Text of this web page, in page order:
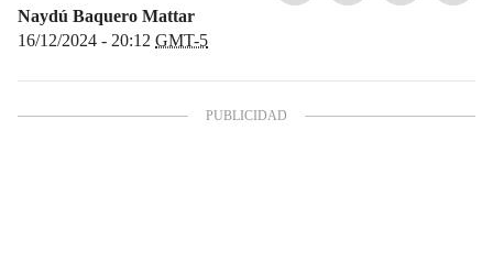
Naydú Baquero Mattar
16/12/2024 - 20:12 GMT-5